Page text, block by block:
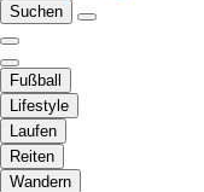
Suchen
Fußball
Lifestyle
Laufen
Reiten
Wandern